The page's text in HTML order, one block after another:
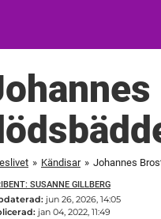
» Kändisar » Johannes
SUSANNE GILLBERG
jun 26, 2026, 14:05
jan 04, 2022, 11:49